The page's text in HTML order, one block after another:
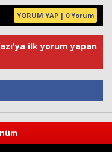
YORUM YAP | 0 Yorum
ilk yorum yapan